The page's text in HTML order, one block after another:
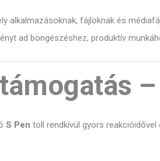
alkalmazásoknak, fájloknak és
ad böngészéshez, produktív
S Pen toll rendkívül gyors